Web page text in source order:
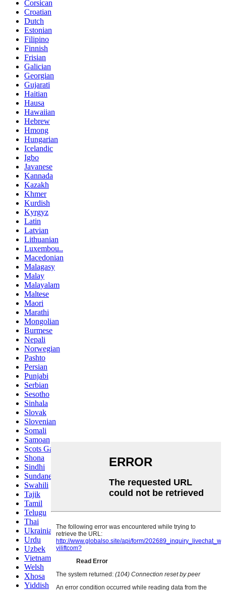
Corsican
Croatian
Dutch
Estonian
Filipino
Finnish
Frisian
Galician
Georgian
Gujarati
Haitian
Hausa
Hawaiian
Hebrew
Hmong
Hungarian
Icelandic
Igbo
Javanese
Kannada
Kazakh
Khmer
Kurdish
Kyrgyz
Latin
Latvian
Lithuanian
Luxembou..
Macedonian
Malagasy
Malay
Malayalam
Maltese
Maori
Marathi
Mongolian
Burmese
Nepali
Norwegian
Pashto
Persian
Punjabi
Serbian
Sesotho
Sinhala
Slovak
Slovenian
Somali
Samoan
Scots Gaelic
Shona
Sindhi
Sundanese
Swahili
Tajik
Tamil
Telugu
Thai
Ukrainian
Urdu
Uzbek
Vietnamese
Welsh
Xhosa
Yiddish